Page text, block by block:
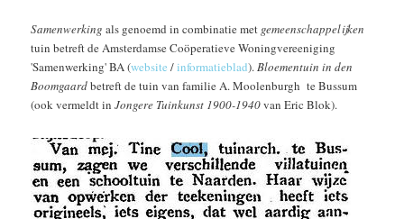
Samenwerkingals genoemd in combinatie met gemeenschappelijken
tuin betreft de Amsterdamse Coöperatieve Woningvereeniging
'Samenwerking' BA (website /informatieblad). Bloementuin in den
Boomgaardbetreft de tuin van familie A. Moolenburgh te Bussum
(ook vermeldt inJongere Tuinkunst 1900-1940van Eric Blok).